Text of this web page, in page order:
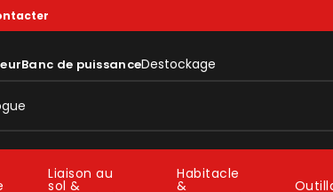
Banc de puissanceDestockage
Liaison au
sol &
Habitacle
&